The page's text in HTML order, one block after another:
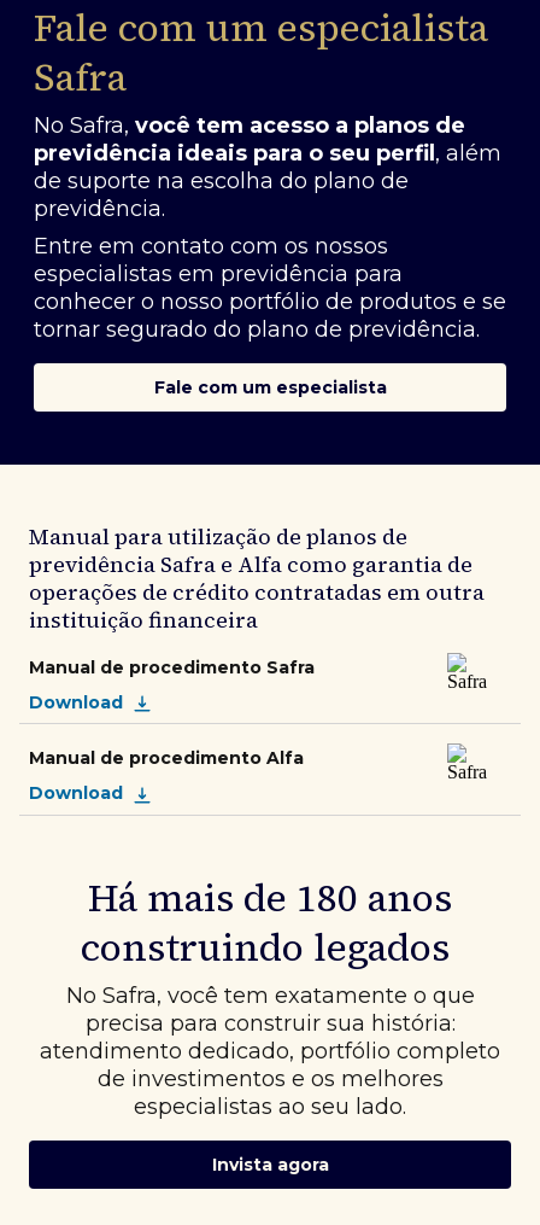
Fale com um especialista
Safra
No Safra, você tem acesso a planos de
previdência ideais para o seu perfil , além
de suporte na escolha do plano de
previdência.
Entre em contato com os nossos
especialistas em previdência para
conhecer o nosso portfólio de produtos e se
tornar segurado do plano de previdência.
Fale com um especialista
Manual para utilização de planos de
previdência Safra e Alfa como garantia de
operações de crédito contratadas em outra
instituição financeira
Manual de procedimento Safra
Download
Manual de procedimento Alfa
Download
Há mais de 180 anos
construindo legados
No Safra, você tem exatamente o que
precisa para construir sua história:
atendimento dedicado, portfólio completo
de investimentos e os melhores
especialistas ao seu lado.
Invista agora